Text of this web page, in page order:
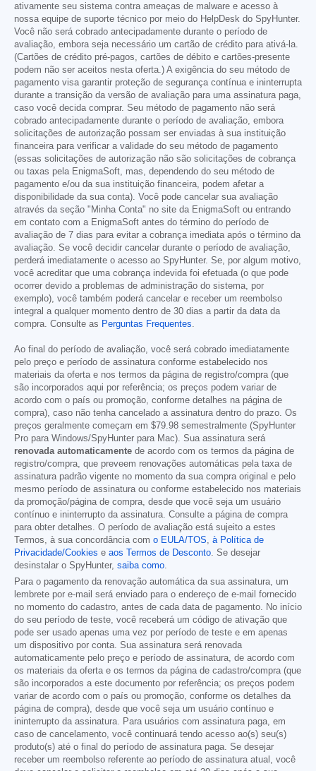
ativamente seu sistema contra ameaças de malware e acesso à
nossa equipe de suporte técnico por meio do HelpDesk do SpyHunter.
Você não será cobrado antecipadamente durante o período de
avaliação, embora seja necessário um cartão de crédito para ativá-la.
(Cartões de crédito pré-pagos, cartões de débito e cartões-presente
podem não ser aceitos nesta oferta.) A exigência do seu método de
pagamento visa garantir proteção de segurança contínua e ininterrupta
durante a transição da versão de avaliação para uma assinatura paga,
caso você decida comprar. Seu método de pagamento não será
cobrado antecipadamente durante o período de avaliação, embora
solicitações de autorização possam ser enviadas à sua instituição
financeira para verificar a validade do seu método de pagamento
(essas solicitações de autorização não são solicitações de cobrança
ou taxas pela EnigmaSoft, mas, dependendo do seu método de
pagamento e/ou da sua instituição financeira, podem afetar a
disponibilidade da sua conta). Você pode cancelar sua avaliação
através da seção "Minha Conta" no site da EnigmaSoft ou entrando
em contato com a EnigmaSoft antes do término do período de
avaliação de 7 dias para evitar a cobrança imediata após o término da
avaliação. Se você decidir cancelar durante o período de avaliação,
perderá imediatamente o acesso ao SpyHunter. Se, por algum motivo,
você acreditar que uma cobrança indevida foi efetuada (o que pode
ocorrer devido a problemas de administração do sistema, por
exemplo), você também poderá cancelar e receber um reembolso
integral a qualquer momento dentro de 30 dias a partir da data da
compra. Consulte as Perguntas Frequentes
Ao final do período de avaliação, você será cobrado imediatamente
pelo preço e período de assinatura conforme estabelecido nos
materiais da oferta e nos termos da página de registro/compra (que
são incorporados aqui por referência; os preços podem variar de
acordo com o país ou promoção, conforme detalhes na página de
compra), caso não tenha cancelado a assinatura dentro do prazo. Os
preços geralmente começam em $79.98 semestralmente (SpyHunter
Pro para Windows/SpyHunter para Mac). Sua assinatura será
renovada automaticamente de acordo com os termos da página de
registro/compra, que preveem renovações automáticas pela taxa de
assinatura padrão vigente no momento da sua compra original e pelo
mesmo período de assinatura ou conforme estabelecido nos materiais
da promoção/página de compra, desde que você seja um usuário
contínuo e ininterrupto da assinatura. Consulte a página de compra
para obter detalhes. O período de avaliação está sujeito a estes
Termos, à sua concordância com o EULA/TOS
à Política de
Privacidade/Cookies e aos Termos de Desconto . Se desejar
desinstalar o SpyHunter, saiba como
Para o pagamento da renovação automática da sua assinatura, um
lembrete por e-mail será enviado para o endereço de e-mail fornecido
no momento do cadastro, antes de cada data de pagamento. No início
do seu período de teste, você receberá um código de ativação que
pode ser usado apenas uma vez por período de teste e em apenas
um dispositivo por conta. Sua assinatura será renovada
automaticamente pelo preço e período de assinatura, de acordo com
os materiais da oferta e os termos da página de cadastro/compra (que
são incorporados a este documento por referência; os preços podem
variar de acordo com o país ou promoção, conforme os detalhes da
página de compra), desde que você seja um usuário contínuo e
ininterrupto da assinatura. Para usuários com assinatura paga, em
caso de cancelamento, você continuará tendo acesso ao(s) seu(s)
produto(s) até o final do período de assinatura paga. Se desejar
receber um reembolso referente ao período de assinatura atual, você